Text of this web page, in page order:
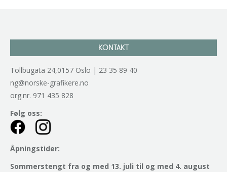
KONTAKT
Tollbugata 24,0157 Oslo | 23 35 89 40
ng@norske-grafikere.no
org.nr. 971 435 828
Følg oss:
Åpningstider:
Sommerstengt fra og med 13. juli til og med 4. august